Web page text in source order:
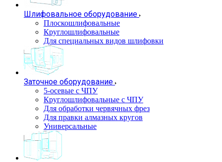
Шлифовальное оборудование
Плоскошлифовальные
Круглошлифовальные
Для специальных видов шлифовки
Заточное оборудование
5-осевые с ЧПУ
Круглошлифовальные с ЧПУ
Для обработки червячных фрез
Для правки алмазных кругов
Универсальные